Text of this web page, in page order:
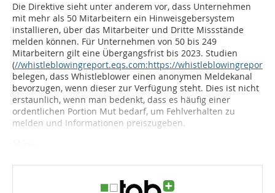
Die Direktive sieht unter anderem vor, dass Unternehmen
mit mehr als 50 Mitarbeitern ein Hinweisgebersystem
installieren, über das Mitarbeiter und Dritte Missstände
melden können. Für Unternehmen von 50 bis 249
Mitarbeitern gilt eine Übergangsfrist bis 2023. Studien
(//whistleblowingreport.eqs.com:https://
belegen, dass Whistleblower einen anonymen Meldekanal
bevorzugen, wenn dieser zur Verfügung steht. Dies ist nicht
erstaunlich, wenn man bedenkt, dass es häufig einer
ordentlichen Portion Mut bedarf, um Fehlverhalten zu
melden und Informationen preiszugeben.